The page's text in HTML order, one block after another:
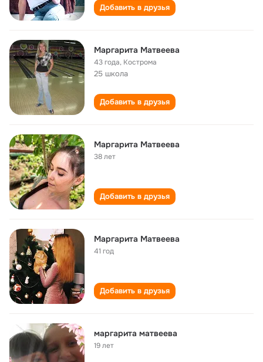
Добавить в друзья
Маргарита Матвеева
43 года, Кострома
25 школа
Добавить в друзья
Маргарита Матвеева
38 лет
Добавить в друзья
Маргарита Матвеева
41 год
Добавить в друзья
маргарита матвеева
19 лет